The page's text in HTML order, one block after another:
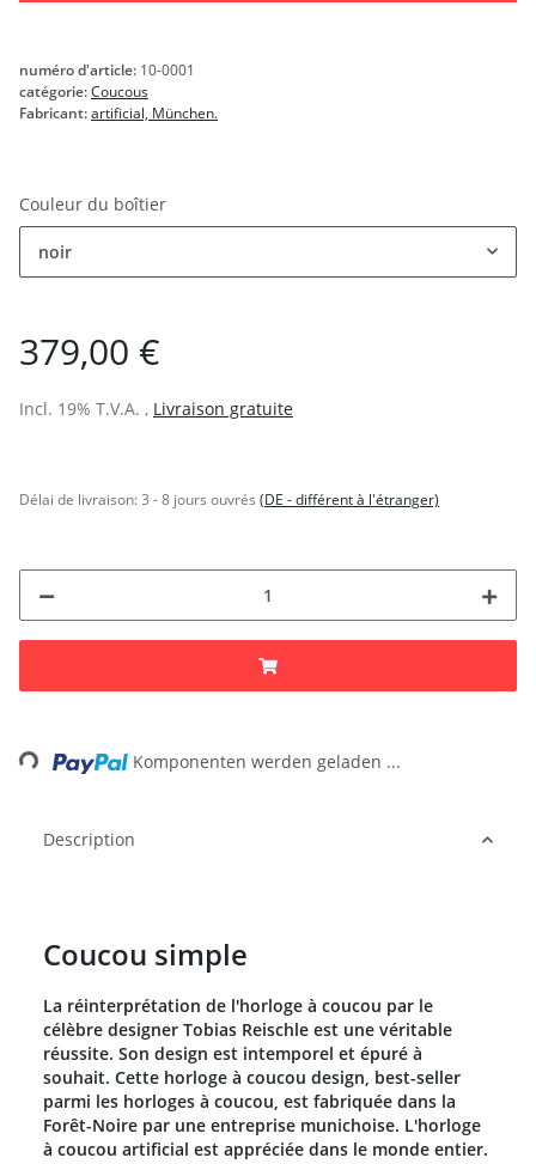
numéro d'article: 10-0001
catégorie:Coucous
Fabricant:artificial, München.
Couleur du boîtier
noir
379,00 €
Incl. 19% T.V.A. , Livraison gratuite
Délai de livraison:3 - 8 jours ouvrés (DE - différent à l'étranger)
Loading... Komponenten werden geladen ...
Description
Coucou simple
La réinterprétation de l'horloge à coucou par le
célèbre designer Tobias Reischle est une véritable
réussite. Son design est intemporel et épuré à
souhait. Cette horloge à coucou design, best-seller
parmi les horloges à coucou, est fabriquée dans la
Forêt-Noire par une entreprise munichoise. L'horloge
à coucou artificial est appréciée dans le monde entier.